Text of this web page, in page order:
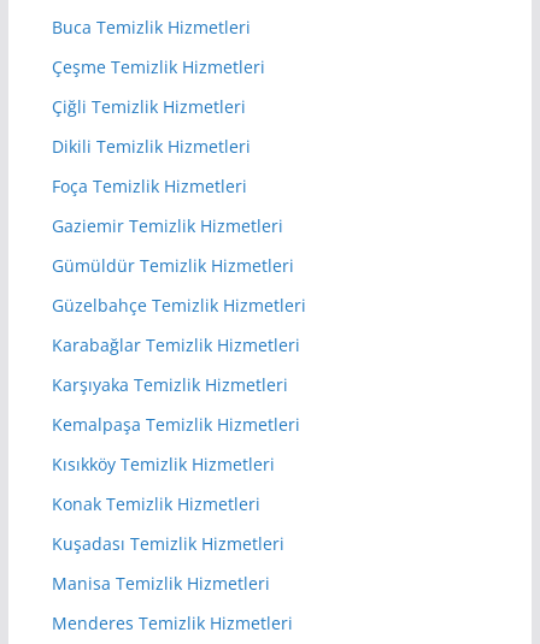
Buca Temizlik Hizmetleri
Çeşme Temizlik Hizmetleri
Çiğli Temizlik Hizmetleri
Dikili Temizlik Hizmetleri
Foça Temizlik Hizmetleri
Gaziemir Temizlik Hizmetleri
Gümüldür Temizlik Hizmetleri
Güzelbahçe Temizlik Hizmetleri
Karabağlar Temizlik Hizmetleri
Karşıyaka Temizlik Hizmetleri
Kemalpaşa Temizlik Hizmetleri
Kısıkköy Temizlik Hizmetleri
Konak Temizlik Hizmetleri
Kuşadası Temizlik Hizmetleri
Manisa Temizlik Hizmetleri
Menderes Temizlik Hizmetleri